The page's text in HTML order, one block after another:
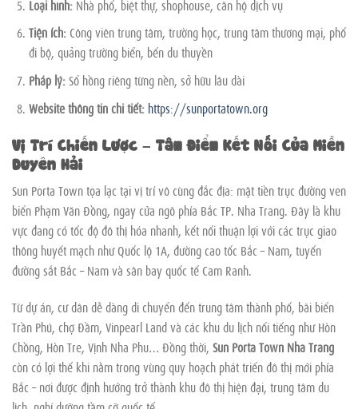
Loại hình:Nhà phố, biệt thự, shophouse, căn hộ dịch vụ
Tiện ích:Công viên trung tâm, trường học, trung tâm thương mại, phố
đi bộ, quảng trường biển, bến du thuyền
Pháp lý:Sổ hồng riêng từng nền, sở hữu lâu dài
Website thông tin chi tiết: https://sunportatown.org
Vị Trí Chiến Lược – Tâm Điểm Kết Nối Của Miền
Duyên Hải
Sun Porta Town tọa lạc tại vị trí vô cùng đắc địa: mặt tiền trục đường ven
biển Phạm Văn Đồng, ngay cửa ngõ phía Bắc TP. Nha Trang. Đây là khu
vực đang có tốc độ đô thị hóa nhanh, kết nối thuận lợi với các trục giao
thông huyết mạch như Quốc lộ 1A, đường cao tốc Bắc – Nam, tuyến
đường sắt Bắc – Nam và sân bay quốc tế Cam Ranh.
Từ dự án, cư dân dễ dàng di chuyển đến trung tâm thành phố, bãi biển
Trần Phú, chợ Đầm, Vinpearl Land và các khu du lịch nổi tiếng như Hòn
Chồng, Hòn Tre, Vịnh Nha Phu… Đồng thời, Sun Porta Town Nha Trang
còn có lợi thế khi nằm trong vùng quy hoạch phát triển đô thị mới phía
Bắc – nơi được định hướng trở thành khu đô thị hiện đại, trung tâm du